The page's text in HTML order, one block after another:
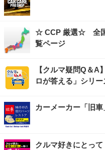
☆ CCP 厳選☆ 全国
覧ページ
【クルマ疑問Q＆A
ロが答える」シリー
カーメーカー「旧
クルマ好きにとって